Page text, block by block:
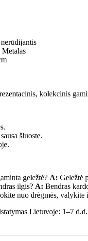
Metalas
kolekcinis
šluoste.
geležtė? A: Geležtė
ilgis? A: Bendras
nuo drėgmės,
Lietuvoje: 1–7